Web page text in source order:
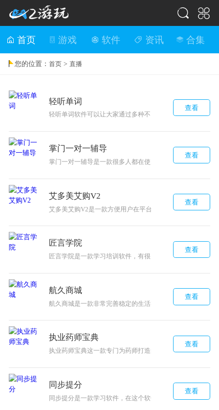
首页 游戏 软件 资讯 合集
您的位置：首页 >直播
轻听单词
轻听单词软件可以让大家通过多种不同的学习英语单词方
查看
掌门一对一辅导
掌门一对一辅导是一款很多人都在使用的线上教育平台，
查看
艾多美艾购V2
艾多美艾购V2是一款方便用户在平台上面购物的软件，提
查看
匠言学院
匠言学院是一款学习培训软件，有很多不同的培训课程，
查看
航久商城
航久商城是一款非常完善稳定的生活类购物软件，我们打
查看
执业药师宝典
执业药师宝典这一款专门为药师打造的学习软件，软件的
查看
同步提分
同步提分是一款学习软件，在这个软件当中有非常多的名
查看